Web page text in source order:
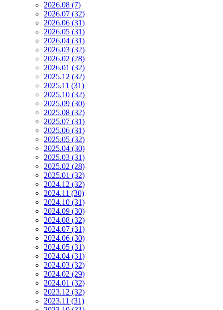
2026.08 (7)
2026.07 (32)
2026.06 (31)
2026.05 (31)
2026.04 (31)
2026.03 (32)
2026.02 (28)
2026.01 (32)
2025.12 (32)
2025.11 (31)
2025.10 (32)
2025.09 (30)
2025.08 (32)
2025.07 (31)
2025.06 (31)
2025.05 (32)
2025.04 (30)
2025.03 (31)
2025.02 (28)
2025.01 (32)
2024.12 (32)
2024.11 (30)
2024.10 (31)
2024.09 (30)
2024.08 (32)
2024.07 (31)
2024.06 (30)
2024.05 (31)
2024.04 (31)
2024.03 (32)
2024.02 (29)
2024.01 (32)
2023.12 (32)
2023.11 (31)